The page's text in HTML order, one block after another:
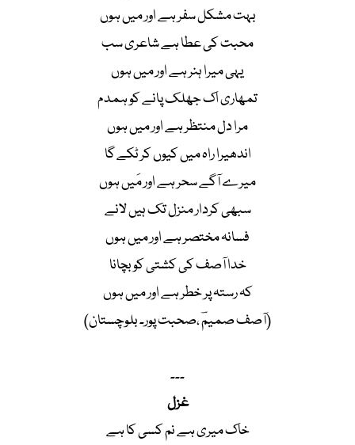
بہت مشکل سفر ہے اور میں ہوں
محبت کی عطا ہے شاعری سب
یہی میرا ہنر ہے اور میں ہوں
تمھاری اک جھلک پانے کو ہمدم
مرا دل منتظر ہے اور میں ہوں
اندھیرا راہ میں کیوں کر ٹکے گا
میرے آگے سحر ہے اور مَیں ہوں
سبھی کردار منزل تک ہیں لانے
فسانہ مختصر ہے اور میں ہوں
خدا آصف کی کشتی کو بچانا
کہ رستہ پر خطر ہے اور میں ہوں
(آصف صمیمؔ ،صحبت پور۔ بلوچستان)
۔۔۔
غزل
خاک میری ہے نم کسی کا ہے